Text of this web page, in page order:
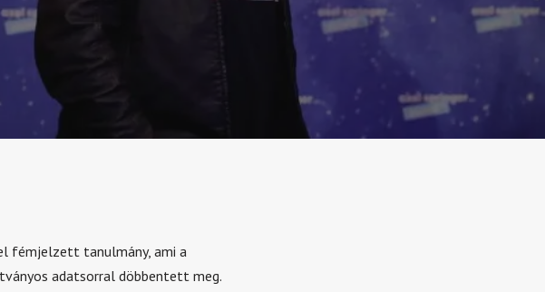
fémjelzett tanulmány, ami a
adatsorral döbbentett meg.